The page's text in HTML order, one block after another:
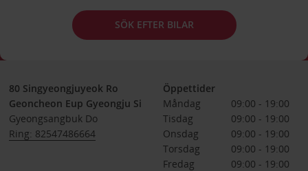
SÖK EFTER BILAR
80 Singyeongjuyeok Ro
Geoncheon Eup Gyeongju Si
Gyeongsangbuk Do
Ring: 82547486664
Öppettider
Måndag
09:00 - 19:00
Tisdag
09:00 - 19:00
Onsdag
09:00 - 19:00
Torsdag
09:00 - 19:00
Fredag
09:00 - 19:00